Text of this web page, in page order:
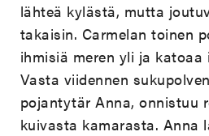
lähteä kylästä, mutta
takaisin. Carmelan toinen
ihmisiä meren yli ja katoaa
Vasta viidennen
pojantytär Anna, onnistuu
kuivasta kamarasta. Anna